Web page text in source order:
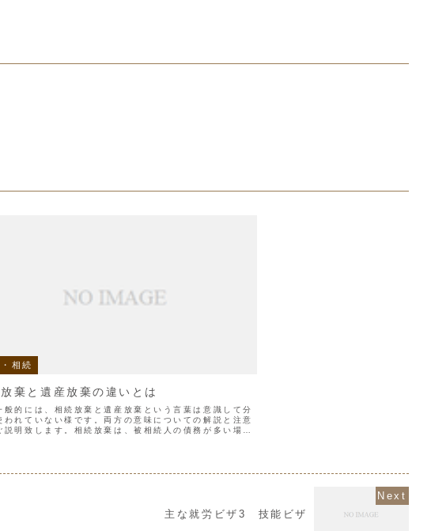
相続
棄と遺産放棄の違いとは
般的には、相続放棄と遺産放棄という言葉は意識して分
われていない様です。両方の意味についての解説と注意
説明致します。相続放棄は、被相続人の債務が多い場合
主な就労ビザ3 技能ビザ